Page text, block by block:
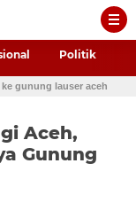
Politik
gunung lauser aceh
Aceh,
Gunung